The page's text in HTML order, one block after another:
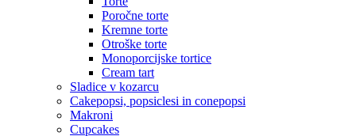
Poročne torte
Kremne torte
Otroške torte
Monoporcijske tortice
Cream tart
Sladice v kozarcu
Cakepopsi, popsiclesi in conepopsi
Makroni
Cupcakes